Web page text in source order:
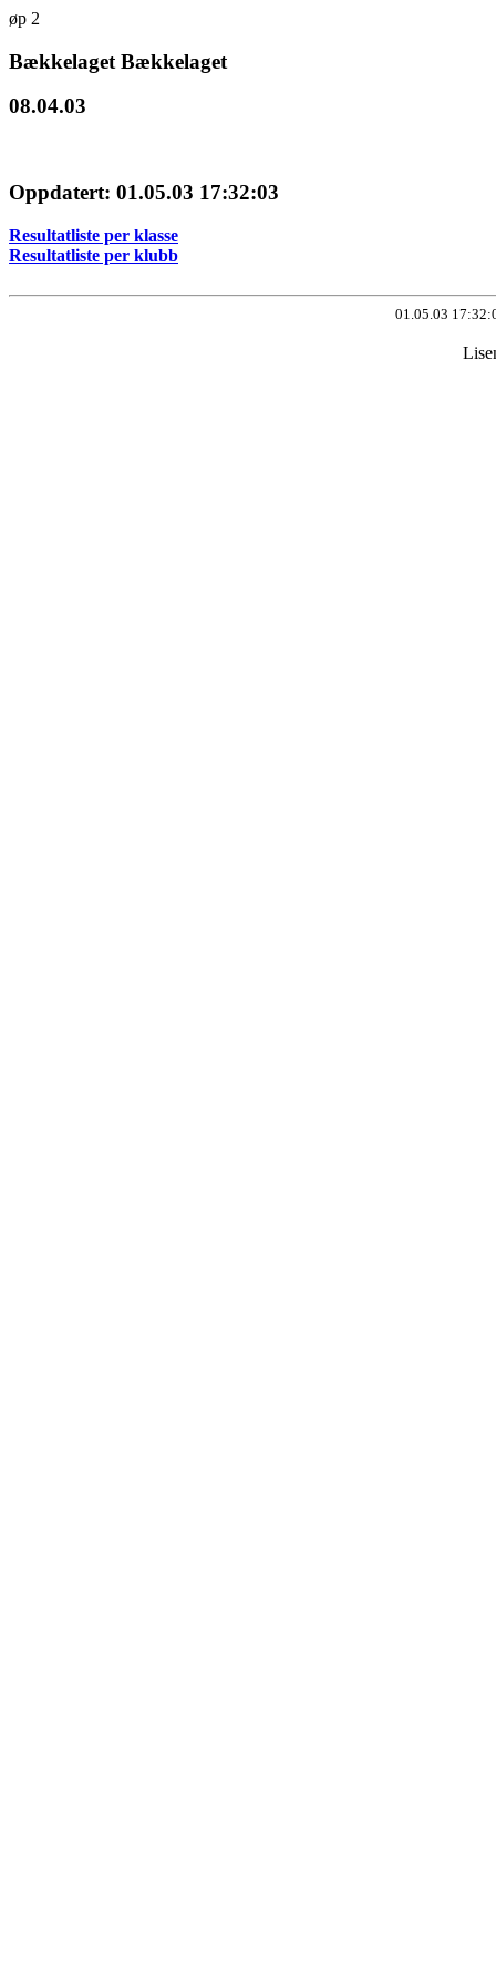
øp 2
Bækkelaget Bækkelaget
08.04.03
Oppdatert: 01.05.03 17:32:03
Resultatliste per klasse
Resultatliste per klubb
01.05.03